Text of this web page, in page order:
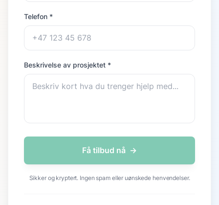
Telefon *
Beskrivelse av prosjektet *
Få tilbud nå →
Sikker og kryptert. Ingen spam eller uønskede henvendelser.